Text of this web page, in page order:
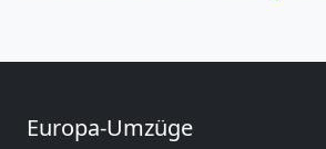
Europa-Umzüge